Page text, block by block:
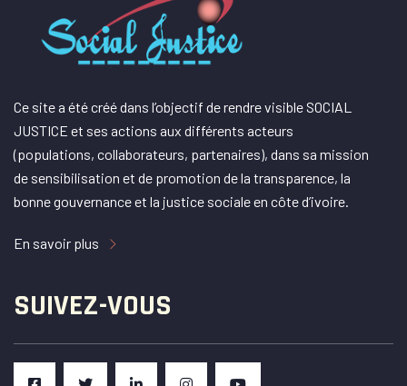
Ce site a été créé dans l’objectif de rendre visible SOCIAL
JUSTICE et ses actions aux différents acteurs
(populations, collaborateurs, partenaires), dans sa mission
de sensibilisation et de promotion de la transparence, la
bonne gouvernance et la justice sociale en côte d’ivoire.
En savoir plus
SUIVEZ-VOUS